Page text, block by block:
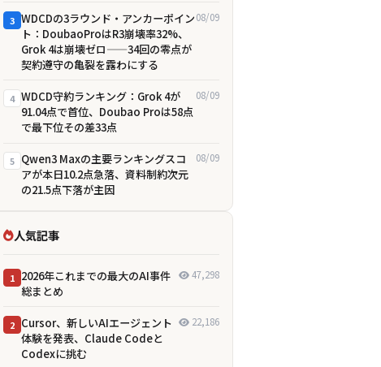
3 WDCDの3ラウンド・アンカーポイン
ト：DoubaoProはR3崩壊率32%、
Grok 4は崩壊ゼロ——34回の零点が
契約遵守の亀裂を露わにする
08/09
4 WDCD守約ランキング：Grok 4が
91.04点で首位、Doubao Proは58点
で最下位――その差33点
08/09
5 Qwen3 Maxの主要ランキングスコ
アが本日10.2点急落、資料制約次元
の21.5点下落が主因
08/09
人気記事
1 2026年これまでの最大のAI事件
総まとめ
47,298
2 Cursor、新しいAIエージェント
体験を発表、Claude Codeと
Codexに挑む
22,186